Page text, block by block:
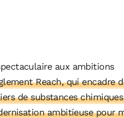
aux ambitions
Reach, qui encadre
de substances
ambitieuse pour